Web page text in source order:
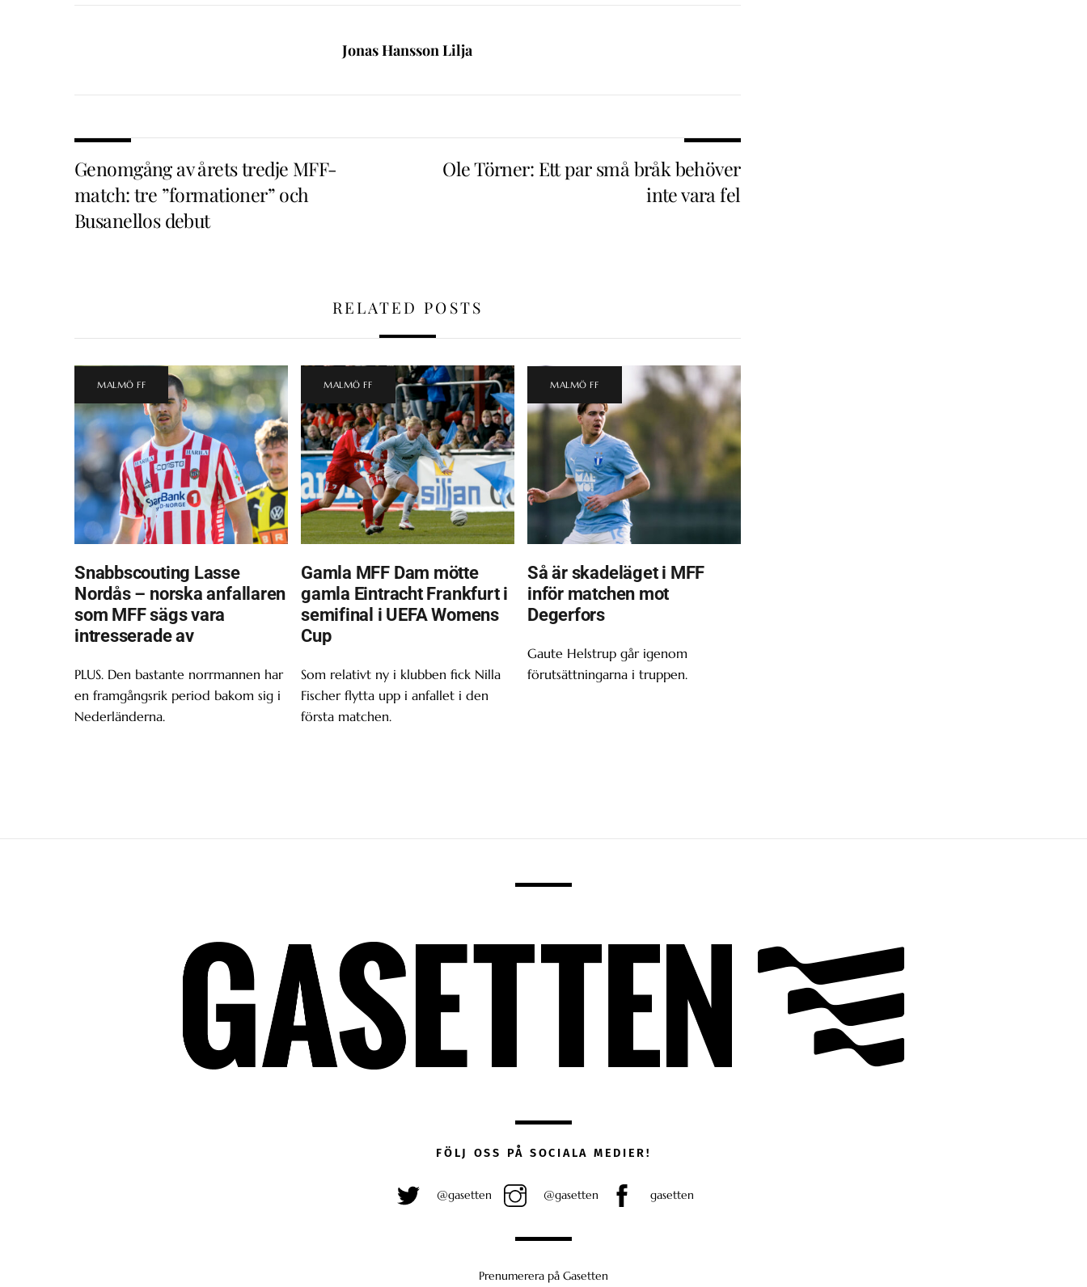
Jonas Hansson Lilja
Genomgång av årets tredje MFF-
match: tre ”formationer” och
Busanellos debut
Ole Törner: Ett par små bråk behöver
inte vara fel
RELATED POSTS
MALMÖ FF
Snabbscouting Lasse
Nordås – norska anfallaren
som MFF sägs vara
intresserade av
PLUS. Den bastante norrmannen har
en framgångsrik period bakom sig i
Nederländerna.
MALMÖ FF
Gamla MFF Dam mötte
gamla Eintracht Frankfurt i
semifinal i UEFA Womens
Cup
Som relativt ny i klubben fick Nilla
Fischer flytta upp i anfallet i den
första matchen.
MALMÖ FF
Så är skadeläget i MFF
inför matchen mot
Degerfors
Gaute Helstrup går igenom
förutsättningarna i truppen.
FÖLJ OSS PÅ SOCIALA MEDIER!
@gasetten @gasetten gasetten
Prenumerera på Gasetten